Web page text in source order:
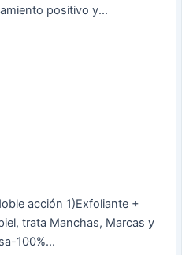
positivo y...
acción 1)Exfoliante +
trata Manchas, Marcas y
100%...